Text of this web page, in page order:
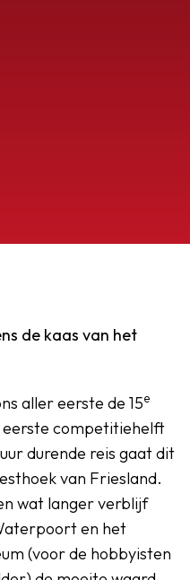
de kaas van het
aller eerste de 15e
competitiehelft
durende reis gaat dit
van Friesland.
wat langer verblijf
en het
(voor de hobbyisten